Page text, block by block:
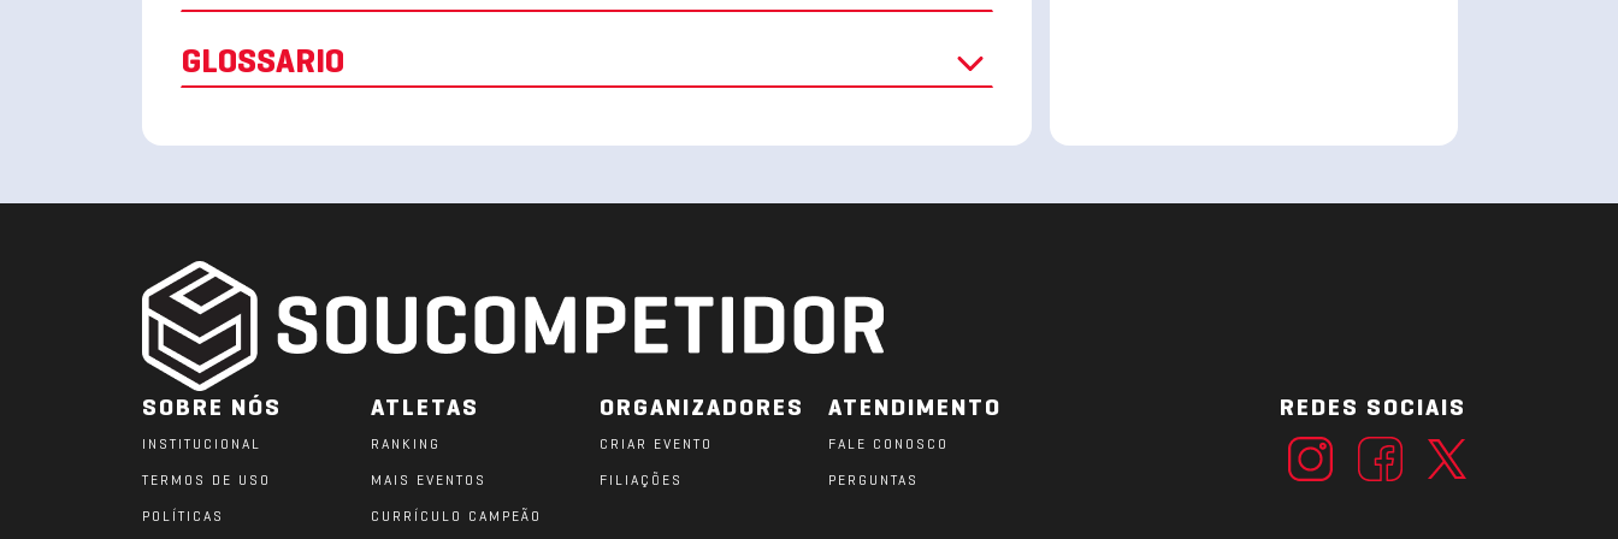
GLOSSARIO
SOBRE NÓS
INSTITUCIONAL
TERMOS DE USO
POLÍTICAS
ATLETAS
RANKING
MAIS EVENTOS
CURRÍCULO CAMPEÃO
ORGANIZADORES
CRIAR EVENTO
FILIAÇÕES
ATENDIMENTO
FALE CONOSCO
PERGUNTAS
REDES SOCIAIS